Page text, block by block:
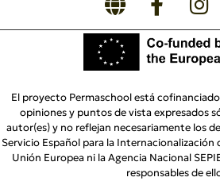
El proyecto Permaschool está
opiniones y puntos de vista expresados
autor(es) y no reflejan necesariamente los
Servicio Español para la Internacionalización
Unión Europea ni la Agencia Nacional
responsables de